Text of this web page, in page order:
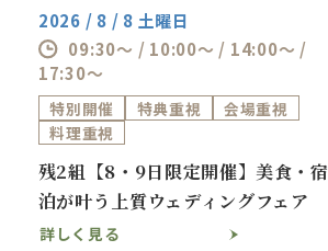
2026 / 8 / 8 土曜日
09:30～ / 10:00～ / 14:00～ /
17:30～
特別開催 特典重視
会場重視
料理重視
残2組【8・9日限定開催】美食・宿
泊が叶う上質ウェディングフェア
詳しく見る